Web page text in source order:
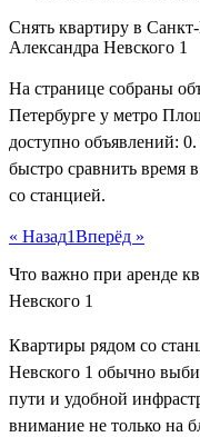
Снять квартиру в
Александра Невского 1
На странице собраны
Петербурге у метро
доступно объявлений:
быстро сравнить время
со станцией.
« Назад1Вперёд »
Что важно при аренде
Невского 1
Квартиры рядом со
Невского 1 обычно
пути и удобной
внимание не только на